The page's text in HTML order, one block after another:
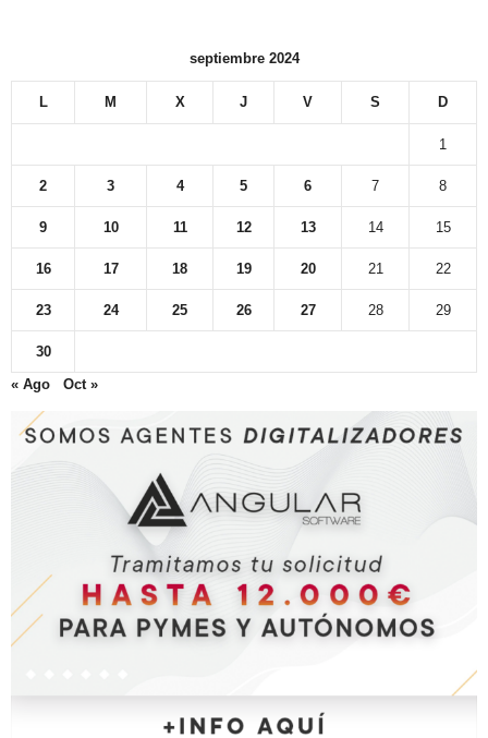
septiembre 2024
L M X J V S D
1
2 3 4 5 6 7 8
9 10 11 12 13 14 15
16 17 18 19 20 21 22
23 24 25 26 27 28 29
30
« Ago
Oct »